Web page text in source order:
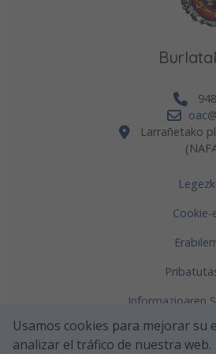
Larrañetako
Informazioaren
Usamos cookies para mejorar su
analizar el tráfico de nuestra web.